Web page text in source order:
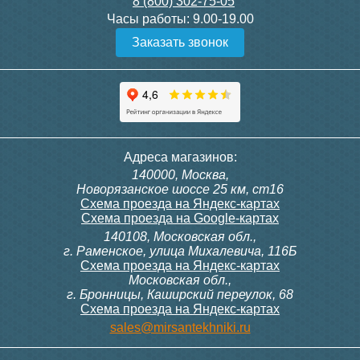
Конвектор ITT.080.200.1300
с решеткой GRILL.SGW-20-
Конвектор ITT.080.200.1000
с решеткой GRILL.SGW-20-
Конвектор ITT.080.200.1000
с решеткой GRILL.SGW-20-
Конвектор ITT.080.200.900 с
решеткой GRILL.SGA-20-
Подробнее Подробнее
100T, 230В (накладной,
расписание, упр.с пульта)
28 000
300, 230В (врезной - квадр.
коробка)
9 700
Часы работы: 9.00-19.00
Заказать звонок
Адреса магазинов:
140000, Москва,
Новорязанское шоссе 25 км, ст16
Схема проезда на Яндекс-картах
Схема проезда на Google-картах
140108, Московская обл.,
г. Раменское, улица Михалевича, 116Б
Схема проезда на Яндекс-картах
Московская обл.,
г. Бронницы, Каширский переулок, 68
Схема проезда на Яндекс-картах
sales@mirsantekhniki.ru